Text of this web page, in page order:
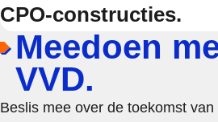
CPO-constructies.
Meedoen
VVD.
Beslis mee over de toekomst